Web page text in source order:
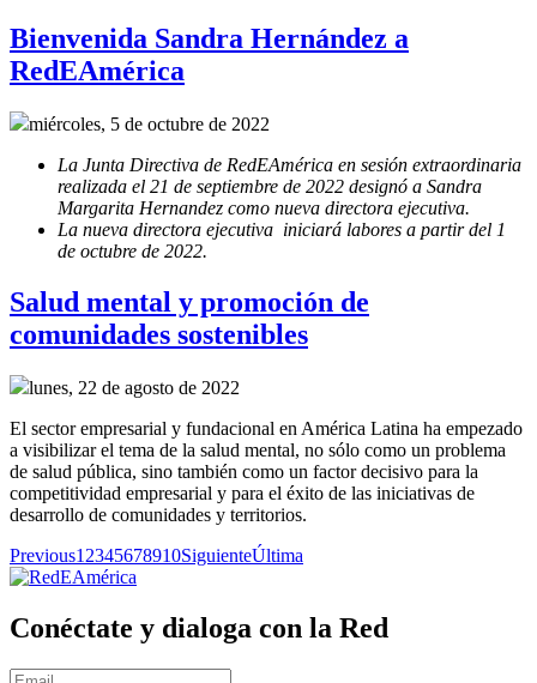
Bienvenida Sandra Hernández a
RedEAmérica
miércoles, 5 de octubre de 2022
La Junta Directiva de RedEAmérica en sesión extraordinaria
realizada el 21 de septiembre de 2022 designó a Sandra
Margarita Hernandez como nueva directora ejecutiva.
La nueva directora ejecutiva iniciará labores a partir del 1
de octubre de 2022.
Salud mental y promoción de
comunidades sostenibles
lunes, 22 de agosto de 2022
El sector empresarial y fundacional en América Latina ha empezado
a visibilizar el tema de la salud mental, no sólo como un problema
de salud pública, sino también como un factor decisivo para la
competitividad empresarial y para el éxito de las iniciativas de
desarrollo de comunidades y territorios.
Previous1 2345678910SiguienteÚltima
Conéctate y dialoga con la Red